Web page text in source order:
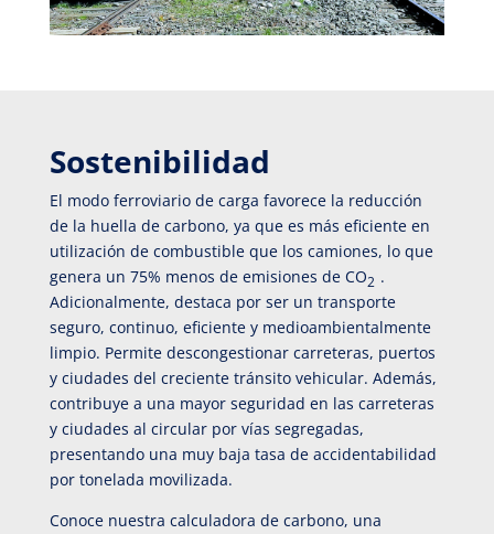
Sostenibilidad
El modo ferroviario de carga favorece la reducción
de la huella de carbono, ya que es más eficiente en
utilización de combustible que los camiones, lo que
genera un 75% menos de emisiones de CO2 .
Adicionalmente, destaca por ser un transporte
seguro, continuo, eficiente y medioambientalmente
limpio. Permite descongestionar carreteras, puertos
y ciudades del creciente tránsito vehicular. Además,
contribuye a una mayor seguridad en las carreteras
y ciudades al circular por vías segregadas,
presentando una muy baja tasa de accidentabilidad
por tonelada movilizada.
Conoce nuestra calculadora de carbono, una